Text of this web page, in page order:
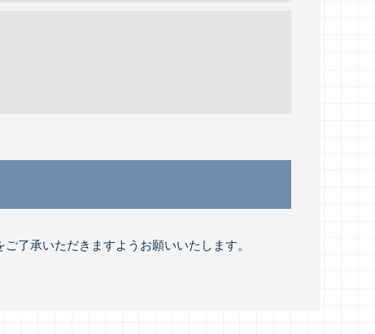
了承いただきますようお願いいたします。